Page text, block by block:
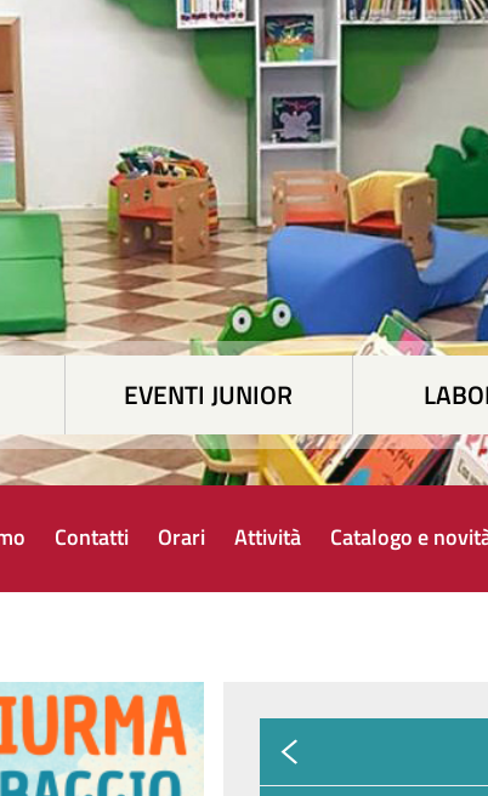
EVENTI JUNIOR
Contatti Orari Attività Catalogo e